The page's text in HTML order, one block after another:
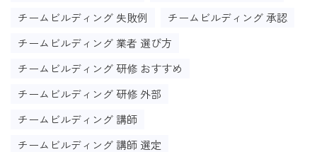
チームビルディング 失敗例
チームビルディング 承認
チームビルディング 業者 選び方
チームビルディング 研修 おすすめ
チームビルディング 研修 外部
チームビルディング 講師
チームビルディング 講師 選定